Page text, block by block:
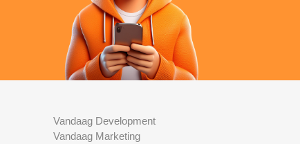
Vandaag Development
Vandaag Marketing